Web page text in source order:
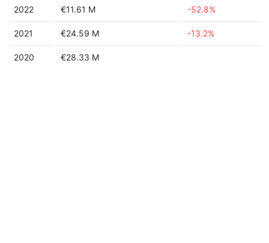
2022 €11.61 M -52.8%
2021 €24.59 M -13.2%
2020 €28.33 M